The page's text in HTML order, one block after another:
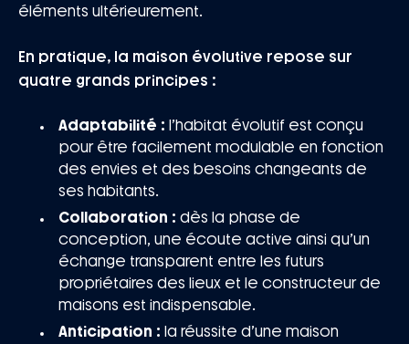
éléments ultérieurement.
En pratique, la maison évolutive repose sur
quatre grands principes :
Adaptabilité : l’habitat évolutif est conçu
pour être facilement modulable en fonction
des envies et des besoins changeants de
ses habitants.
Collaboration : dès la phase de
conception, une écoute active ainsi qu’un
échange transparent entre les futurs
propriétaires des lieux et le constructeur de
maisons est indispensable.
Anticipation : la réussite d’une maison